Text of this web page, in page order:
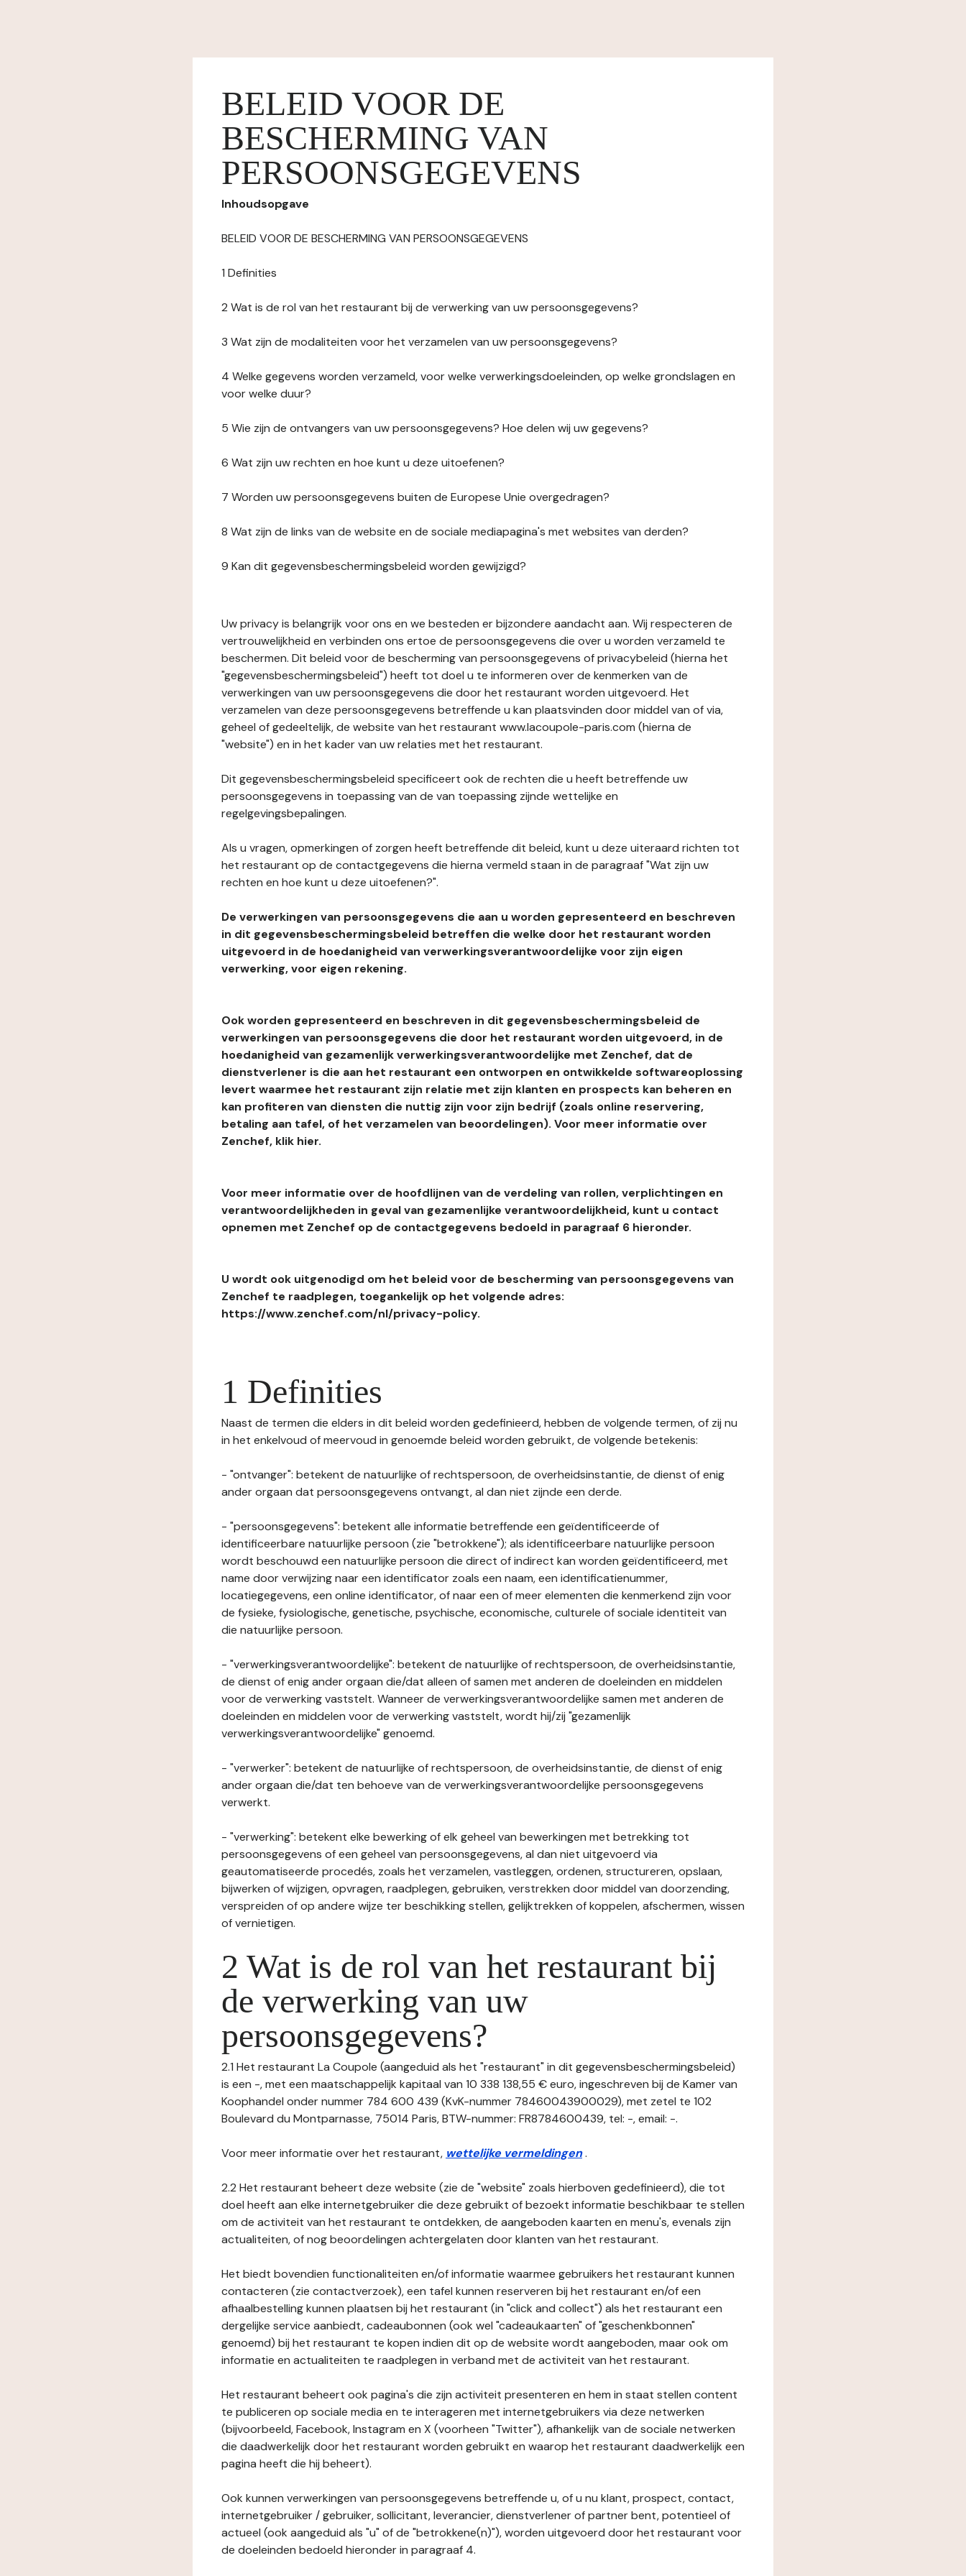
BELEID VOOR DE
BESCHERMING VAN
PERSOONSGEGEVENS
Inhoudsopgave
BELEID VOOR DE BESCHERMING VAN PERSOONSGEGEVENS
1 Definities
2 Wat is de rol van het restaurant bij de verwerking van uw persoonsgegevens?
3 Wat zijn de modaliteiten voor het verzamelen van uw persoonsgegevens?
4 Welke gegevens worden verzameld, voor welke verwerkingsdoeleinden, op welke grondslagen en
voor welke duur?
5 Wie zijn de ontvangers van uw persoonsgegevens? Hoe delen wij uw gegevens?
6 Wat zijn uw rechten en hoe kunt u deze uitoefenen?
7 Worden uw persoonsgegevens buiten de Europese Unie overgedragen?
8 Wat zijn de links van de website en de sociale mediapagina's met websites van derden?
9 Kan dit gegevensbeschermingsbeleid worden gewijzigd?
Uw privacy is belangrijk voor ons en we besteden er bijzondere aandacht aan. Wij respecteren de
vertrouwelijkheid en verbinden ons ertoe de persoonsgegevens die over u worden verzameld te
beschermen. Dit beleid voor de bescherming van persoonsgegevens of privacybeleid (hierna het
"gegevensbeschermingsbeleid") heeft tot doel u te informeren over de kenmerken van de
verwerkingen van uw persoonsgegevens die door het restaurant worden uitgevoerd. Het
verzamelen van deze persoonsgegevens betreffende u kan plaatsvinden door middel van of via,
geheel of gedeeltelijk, de website van het restaurant www.lacoupole-paris.com (hierna de
"website") en in het kader van uw relaties met het restaurant.
Dit gegevensbeschermingsbeleid specificeert ook de rechten die u heeft betreffende uw
persoonsgegevens in toepassing van de van toepassing zijnde wettelijke en
regelgevingsbepalingen.
Als u vragen, opmerkingen of zorgen heeft betreffende dit beleid, kunt u deze uiteraard richten tot
het restaurant op de contactgegevens die hierna vermeld staan in de paragraaf "Wat zijn uw
rechten en hoe kunt u deze uitoefenen?".
De verwerkingen van persoonsgegevens die aan u worden gepresenteerd en beschreven
in dit gegevensbeschermingsbeleid betreffen die welke door het restaurant worden
uitgevoerd in de hoedanigheid van verwerkingsverantwoordelijke voor zijn eigen
verwerking, voor eigen rekening.
Ook worden gepresenteerd en beschreven in dit gegevensbeschermingsbeleid de
verwerkingen van persoonsgegevens die door het restaurant worden uitgevoerd, in de
hoedanigheid van gezamenlijk verwerkingsverantwoordelijke met Zenchef, dat de
dienstverlener is die aan het restaurant een ontworpen en ontwikkelde softwareoplossing
levert waarmee het restaurant zijn relatie met zijn klanten en prospects kan beheren en
kan profiteren van diensten die nuttig zijn voor zijn bedrijf (zoals online reservering,
betaling aan tafel, of het verzamelen van beoordelingen). Voor meer informatie over
Zenchef, klik hier.
Voor meer informatie over de hoofdlijnen van de verdeling van rollen, verplichtingen en
verantwoordelijkheden in geval van gezamenlijke verantwoordelijkheid, kunt u contact
opnemen met Zenchef op de contactgegevens bedoeld in paragraaf 6 hieronder.
U wordt ook uitgenodigd om het beleid voor de bescherming van persoonsgegevens van
Zenchef te raadplegen, toegankelijk op het volgende adres:
https://www.zenchef.com/nl/privacy-policy.
1 Definities
Naast de termen die elders in dit beleid worden gedefinieerd, hebben de volgende termen, of zij nu
in het enkelvoud of meervoud in genoemde beleid worden gebruikt, de volgende betekenis:
- "ontvanger": betekent de natuurlijke of rechtspersoon, de overheidsinstantie, de dienst of enig
ander orgaan dat persoonsgegevens ontvangt, al dan niet zijnde een derde.
- "persoonsgegevens": betekent alle informatie betreffende een geïdentificeerde of
identificeerbare natuurlijke persoon (zie "betrokkene"); als identificeerbare natuurlijke persoon
wordt beschouwd een natuurlijke persoon die direct of indirect kan worden geïdentificeerd, met
name door verwijzing naar een identificator zoals een naam, een identificatienummer,
locatiegegevens, een online identificator, of naar een of meer elementen die kenmerkend zijn voor
de fysieke, fysiologische, genetische, psychische, economische, culturele of sociale identiteit van
die natuurlijke persoon.
- "verwerkingsverantwoordelijke": betekent de natuurlijke of rechtspersoon, de overheidsinstantie,
de dienst of enig ander orgaan die/dat alleen of samen met anderen de doeleinden en middelen
voor de verwerking vaststelt. Wanneer de verwerkingsverantwoordelijke samen met anderen de
doeleinden en middelen voor de verwerking vaststelt, wordt hij/zij "gezamenlijk
verwerkingsverantwoordelijke" genoemd.
- "verwerker": betekent de natuurlijke of rechtspersoon, de overheidsinstantie, de dienst of enig
ander orgaan die/dat ten behoeve van de verwerkingsverantwoordelijke persoonsgegevens
verwerkt.
- "verwerking": betekent elke bewerking of elk geheel van bewerkingen met betrekking tot
persoonsgegevens of een geheel van persoonsgegevens, al dan niet uitgevoerd via
geautomatiseerde procedés, zoals het verzamelen, vastleggen, ordenen, structureren, opslaan,
bijwerken of wijzigen, opvragen, raadplegen, gebruiken, verstrekken door middel van doorzending,
verspreiden of op andere wijze ter beschikking stellen, gelijktrekken of koppelen, afschermen, wissen
of vernietigen.
2 Wat is de rol van het restaurant bij
de verwerking van uw
persoonsgegevens?
2.1 Het restaurant La Coupole (aangeduid als het "restaurant" in dit gegevensbeschermingsbeleid)
is een -, met een maatschappelijk kapitaal van 10 338 138,55 € euro, ingeschreven bij de Kamer van
Koophandel onder nummer 784 600 439 (KvK-nummer 78460043900029), met zetel te 102
Boulevard du Montparnasse, 75014 Paris, BTW-nummer: FR8784600439, tel: -, email: -.
Voor meer informatie over het restaurant, wettelijke vermeldingen.
2.2 Het restaurant beheert deze website (zie de "website" zoals hierboven gedefinieerd), die tot
doel heeft aan elke internetgebruiker die deze gebruikt of bezoekt informatie beschikbaar te stellen
om de activiteit van het restaurant te ontdekken, de aangeboden kaarten en menu's, evenals zijn
actualiteiten, of nog beoordelingen achtergelaten door klanten van het restaurant.
Het biedt bovendien functionaliteiten en/of informatie waarmee gebruikers het restaurant kunnen
contacteren (zie contactverzoek), een tafel kunnen reserveren bij het restaurant en/of een
afhaalbestelling kunnen plaatsen bij het restaurant (in "click and collect") als het restaurant een
dergelijke service aanbiedt, cadeaubonnen (ook wel "cadeaukaarten" of "geschenkbonnen"
genoemd) bij het restaurant te kopen indien dit op de website wordt aangeboden, maar ook om
informatie en actualiteiten te raadplegen in verband met de activiteit van het restaurant.
Het restaurant beheert ook pagina's die zijn activiteit presenteren en hem in staat stellen content
te publiceren op sociale media en te interageren met internetgebruikers via deze netwerken
(bijvoorbeeld, Facebook, Instagram en X (voorheen "Twitter"), afhankelijk van de sociale netwerken
die daadwerkelijk door het restaurant worden gebruikt en waarop het restaurant daadwerkelijk een
pagina heeft die hij beheert).
Ook kunnen verwerkingen van persoonsgegevens betreffende u, of u nu klant, prospect, contact,
internetgebruiker / gebruiker, sollicitant, leverancier, dienstverlener of partner bent, potentieel of
actueel (ook aangeduid als "u" of de "betrokkene(n)"), worden uitgevoerd door het restaurant voor
de doeleinden bedoeld hieronder in paragraaf 4.